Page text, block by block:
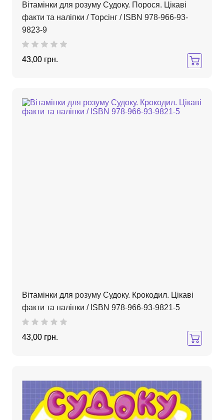
Вітамінки для розуму Судоку. Порося. Цікаві
факти та наліпки / Торсінг / ISBN 978-966-93-
9823-9
43,00 грн.
Вітамінки для розуму Судоку. Крокодил. Цікаві
факти та наліпки / ISBN 978-966-93-9821-5
43,00 грн.